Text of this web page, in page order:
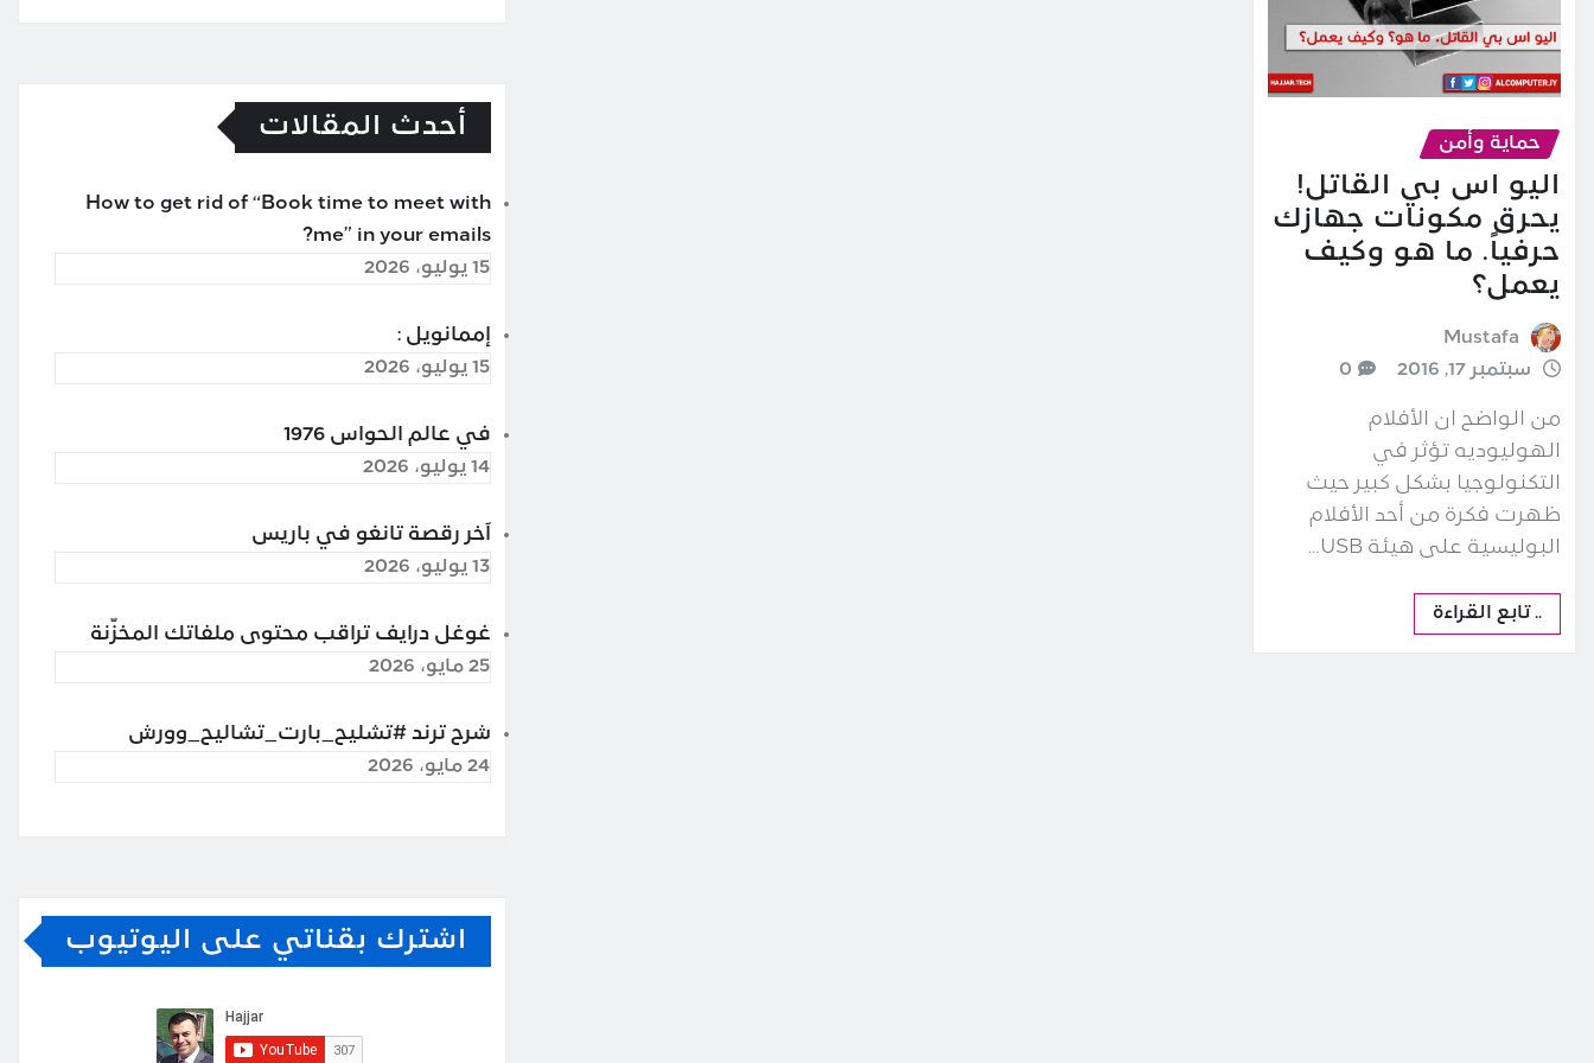
حماية وأمن
اليو اس بي القاتل!
يحرق مكونات جهازك
حرفياً. ما هو وكيف
يعمل؟
Mustafa
سبتمبر 17, 2016
0
من الواضح ان الأفلام
الهوليوديه تؤثر في
التكنولوجيا بشكل كبير حيث
ظهرت فكرة من أحد الأفلام
البوليسية على هيئة USB…
.. تابع القراءة
أحدث المقالات
How to get rid of “Book time to meet with
me” in your emails?
15 يوليو، 2026
إممانويل :
15 يوليو، 2026
في عالم الحواس 1976
14 يوليو، 2026
آخر رقصة تانغو في باريس
13 يوليو، 2026
غوغل درايف تراقب محتوى ملفاتك المخزّنة
25 مايو، 2026
شرح ترند #تشليح_بارت_تشاليح_وورش
24 مايو، 2026
اشترك بقناتي على اليوتيوب